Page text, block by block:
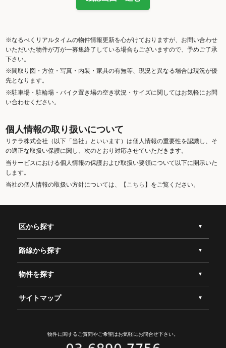
※なるべくリアルタイムの物件情報更新を心がけておりますが、お問い合わせ
いただいた物件が万が一募集終了している場合もございますので、予めご了承
下さい。
※間取り図・方位・写真・内装・家具の有無等、現況と異なる場合は現況が優
先となります。
※駐車場・駐輪場・バイク置き場の空き状況・サイズに関してはお気軽にお問
い合わせください。
個人情報の取り扱いについて
リテラ株式会社（以下「当社」といいます）は個人情報の重要性を認識し、そ
の適正な取扱い保護に関し、次のとおり対応させていただきます。
当サービスにおける個人情報の保護および取扱い要領について以下に開示いた
します。
当社の個人情報の取扱い方針については、【こちら 】をご覧ください。
区から探す
路線から探す
物件を探す
サイトマップ
物件に関するご質問やご希望はお気軽にお問合せ下さい。